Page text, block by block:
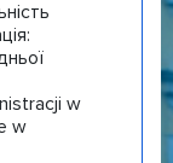
w
w